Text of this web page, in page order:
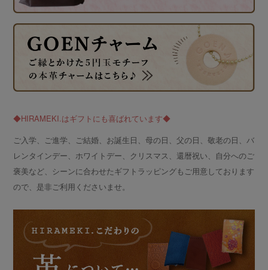
◆HIRAMEKI.はギフトにも喜ばれています◆
ご入学、ご進学、ご結婚、お誕生日、母の日、父の日、敬老の日、バ
レンタインデー、ホワイトデー、クリスマス、還暦祝い、自分へのご
褒美など、シーンに合わせたギフトラッピングもご用意しております
ので、是非ご利用くださいませ。